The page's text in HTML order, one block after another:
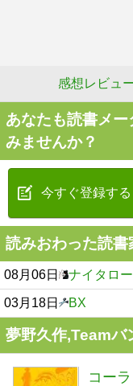
感想レビュ
あなたも読書メ
みませんか？
今すぐ登録する
読みおわった読
08月06日 ナイタロー
03月18日 BX
夢野久作,Teamバ
コー